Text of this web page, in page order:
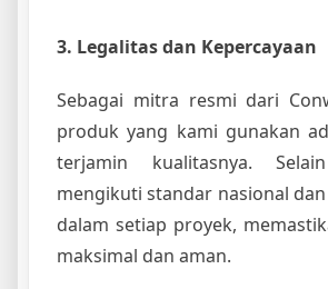
3. Legalitas dan Kepercayaan
Sebagai mitra resmi dari
produk yang kami gunakan
terjamin kualitasnya.
mengikuti standar nasional
dalam setiap proyek,
maksimal dan aman.